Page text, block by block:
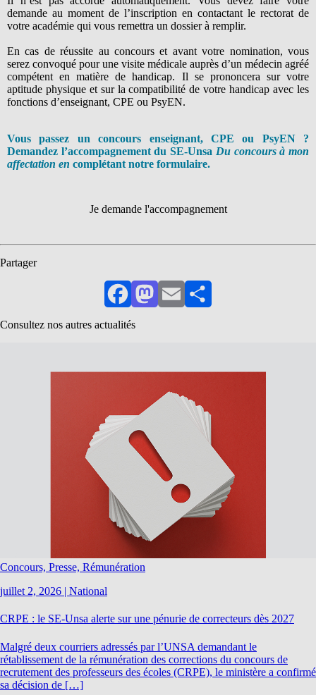
demande au moment de l’inscription en contactant le rectorat de
votre académie qui vous remettra un dossier à remplir.
En cas de réussite au concours et avant votre nomination, vous
serez convoqué pour une visite médicale auprès d’un médecin agréé
compétent en matière de handicap. Il se prononcera sur votre
aptitude physique et sur la compatibilité de votre handicap avec les
fonctions d’enseignant, CPE ou PsyEN.
Vous passez un concours enseignant, CPE ou PsyEN ?
Demandez l’accompagnement du SE-Unsa Du concours à mon
affectation en complétant notre formulaire.
Je demande l'accompagnement
Partager
FacebookMastodon
EmailPartager
Consultez nos autres actualités
Concours, Presse, Rémunération
juillet 2, 2026 | National
CRPE : le SE-Unsa alerte sur une pénurie de correcteurs dès 2027
Malgré deux courriers adressés par l’UNSA demandant le
rétablissement de la rémunération des corrections du concours de
recrutement des professeurs des écoles (CRPE), le ministère a confirmé
sa décision de […]